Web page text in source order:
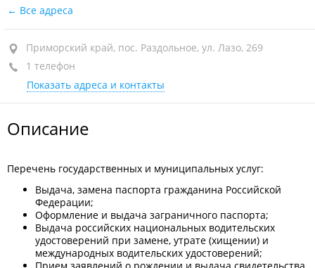
Все адреса
Приморский край, пос. Раздольное, ул. Лазо, 269
1 телефон
Показать адреса и контакты
Описание
Перечень государственных и муниципальных услуг:
Выдача, замена паспорта гражданина Российской
Федерации;
Оформление и выдача заграничного паспорта;
Выдача российских национальных водительских
удостоверений при замене, утрате (хищении) и
международных водительских удостоверений;